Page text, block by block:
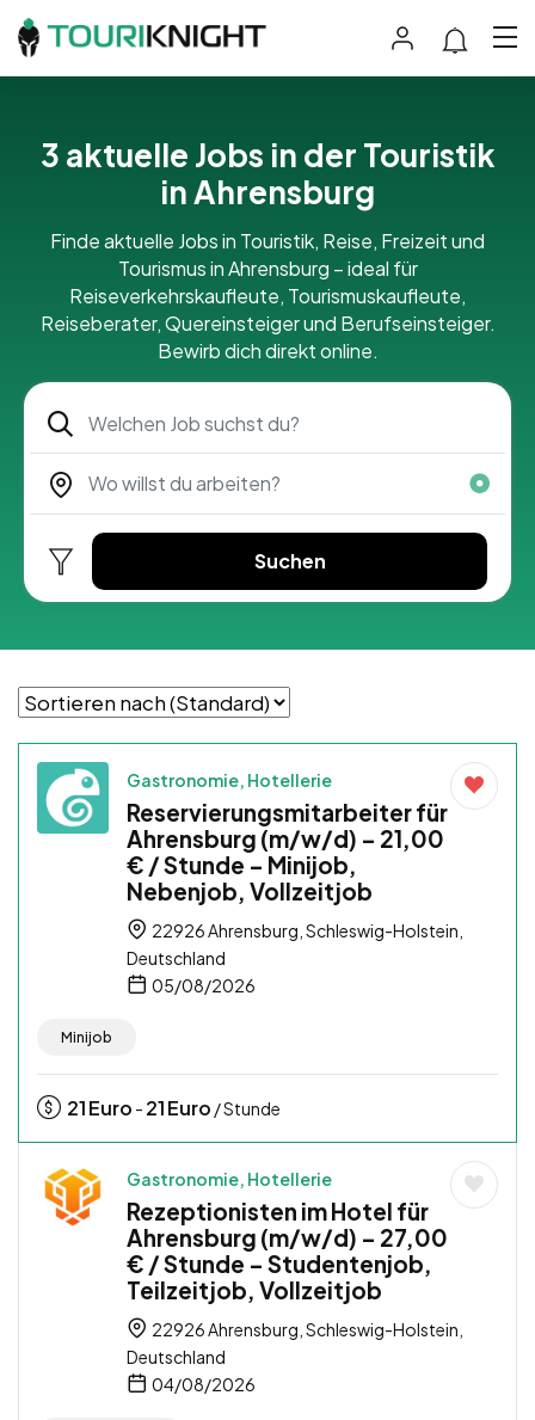
3 aktuelle Jobs in der Touristik
in Ahrensburg
Finde aktuelle Jobs in Touristik, Reise, Freizeit und
Tourismus in Ahrensburg – ideal für
Reiseverkehrskaufleute, Tourismuskaufleute,
Reiseberater, Quereinsteiger und Berufseinsteiger.
Bewirb dich direkt online.
Suchen
Gastronomie, Hotellerie
Reservierungsmitarbeiter für
Ahrensburg (m/w/d) – 21,00
€ / Stunde – Minijob,
Nebenjob, Vollzeitjob
22926 Ahrensburg, Schleswig-Holstein,
Deutschland
05/08/2026
Minijob
21Euro - 21Euro / Stunde
Gastronomie, Hotellerie
Rezeptionisten im Hotel für
Ahrensburg (m/w/d) – 27,00
€ / Stunde – Studentenjob,
Teilzeitjob, Vollzeitjob
22926 Ahrensburg, Schleswig-Holstein,
Deutschland
04/08/2026